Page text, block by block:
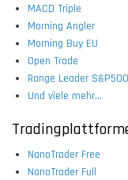
MACD Triple
Morning Angler
Morning Buy EU
Open Trade
Range Leader S&P500
Und viele mehr...
NanoTrader Free
NanoTrader Full